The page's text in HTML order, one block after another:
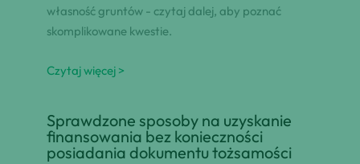
własność gruntów - czytaj dalej, aby poznać
skomplikowane kwestie.
Czytaj więcej >
Sprawdzone sposoby na uzyskanie
finansowania bez konieczności
posiadania dokumentu tożsamości